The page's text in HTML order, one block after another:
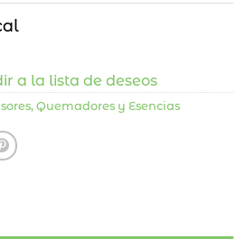
a la lista de deseos
Quemadores y Esencias